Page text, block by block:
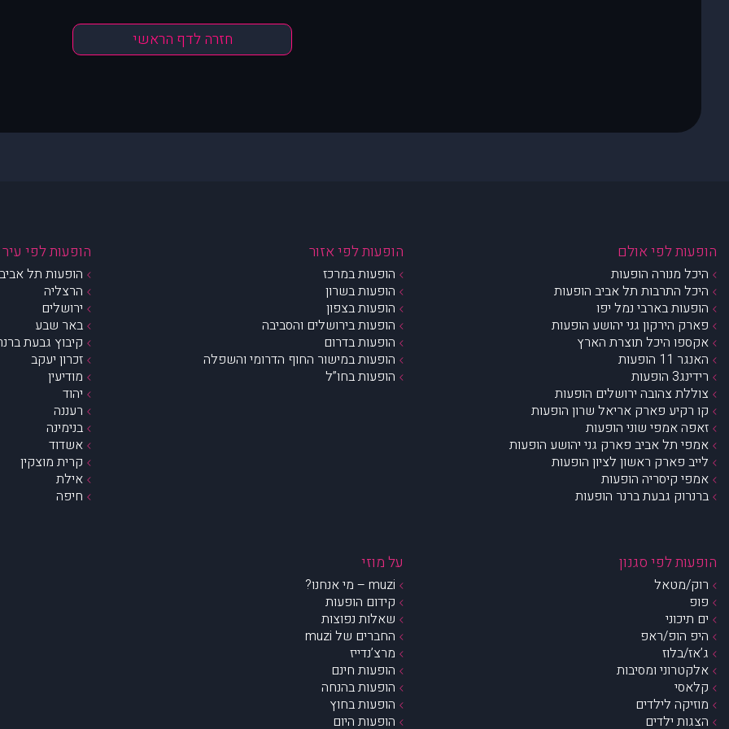
חזרה לדף הראשי
הופעות לפי אולם
היכל מנורה הופעות
היכל התרבות תל אביב הופעות
הופעות בארבי נמל יפו
פארק הירקון גני יהושע הופעות
אקספו היכל תוצרת הארץ
האנגר 11 הופעות
רידינג3 הופעות
צוללת צהובה ירושלים הופעות
קו רקיע פארק אריאל שרון הופעות
זאפה אמפי שוני הופעות
אמפי תל אביב פארק גני יהושע הופעות
לייב פארק ראשון לציון הופעות
אמפי קיסריה הופעות
ברנרוק גבעת ברנר הופעות
הופעות לפי אזור
הופעות במרכז
הופעות בשרון
הופעות בצפון
הופעות בירושלים והסביבה
הופעות בדרום
הופעות במישור החוף הדרומי והשפלה
הופעות בחו”ל
הופעות לפי עיר
הופעות תל
הרצליה
ירושלים
באר שבע
קיבוץ גבעת
זכרון יעקב
מודיעין
יהוד
רעננה
בנימינה
אשדוד
קרית מוצקין
אילת
חיפה
הופעות לפי סגנון
רוק/מטאל
פופ
ים תיכוני
היפ הופ/ראפ
ג’אז/בלוז
אלקטרוני ומסיבות
קלאסי
מוזיקה לילדים
הצגות ילדים
על מוזי
muzi – מי אנחנו?
קידום הופעות
שאלות נפוצות
החברים של muzi
מרצ’נדייז
הופעות חינם
הופעות בהנחה
הופעות בחוץ
הופעות היום